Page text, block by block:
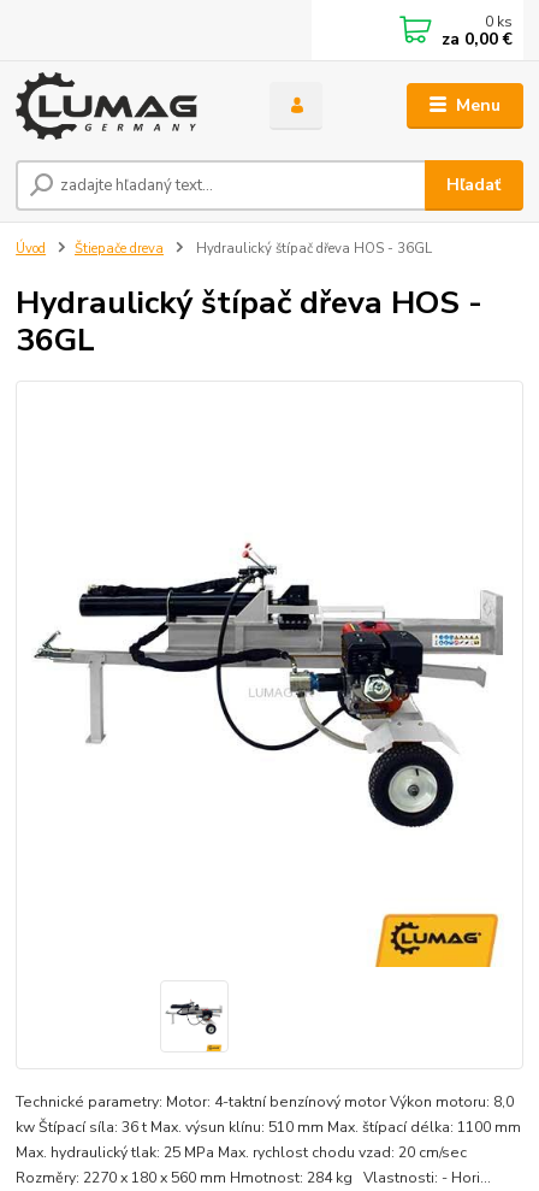
Menu
Hľadať
0 ks
za 0,00 €
Úvod Štiepače dreva Hydraulický štípač dřeva HOS - 36GL
Hydraulický štípač dřeva HOS -
36GL
Technické parametry: Motor: 4-taktní benzínový motor Výkon motoru: 8,0
kw Štípací síla: 36 t Max. výsun klínu: 510 mm Max. štípací délka: 1100 mm
Max. hydraulický tlak: 25 MPa Max. rychlost chodu vzad: 20 cm/sec
Rozměry: 2270 x 180 x 560 mm Hmotnost: 284 kg Vlastnosti: - Hori...